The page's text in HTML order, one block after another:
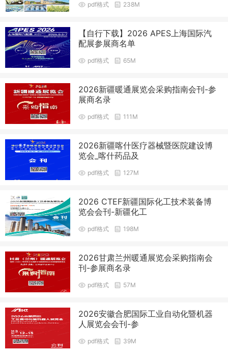
pdf格式 238M
【自行下载】2026 APES上海国际汽
配展参展商名单
pdf格式 65M
2026新疆暖通展览会采购指南会刊-参
展商名录
pdf格式 111M
2026新疆喀什医疗器械暨医院建设博
览会_喀什药品及
pdf格式 127M
2026 CTEF新疆国际化工技术装备博
览会会刊-新疆化工
pdf格式 198M
2026甘肃兰州暖通展览会采购指南会
刊-参展商名录
pdf格式 57M
2026安徽合肥国际工业自动化暨机器
人展览会会刊-参
pdf格式 39M